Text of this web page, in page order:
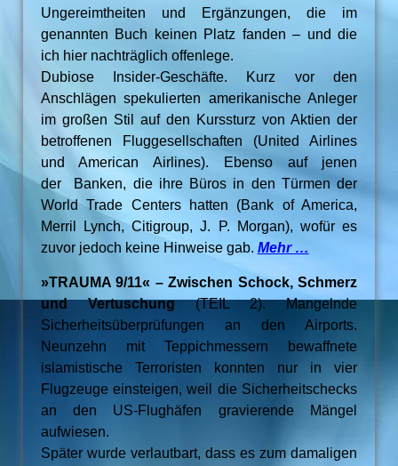
Ungereimtheiten und Ergänzungen, die im
genannten Buch keinen Platz fanden – und die
ich hier nachträglich offenlege.
Dubiose Insider-Geschäfte. Kurz vor den
Anschlägen spekulierten amerikanische Anleger
im großen Stil auf den Kurssturz von Aktien der
betroffenen Fluggesellschaften (United Airlines
und American Airlines). Ebenso auf jenen
der Banken, die ihre Büros in den Türmen der
World Trade Centers hatten (Bank of America,
Merril Lynch, Citigroup, J. P. Morgan), wofür es
zuvor jedoch keine Hinweise gab. Mehr …
»TRAUMA 9/11« – Zwischen Schock, Schmerz
und Vertuschung(TEIL 2). Mangelnde
Sicherheitsüberprüfungen an den Airports.
Neunzehn mit Teppichmessern bewaffnete
islamistische Terroristen konnten nur in vier
Flugzeuge einsteigen, weil die Sicherheitschecks
an den US-Flughäfen gravierende Mängel
aufwiesen.
Später wurde verlautbart, dass es zum damaligen